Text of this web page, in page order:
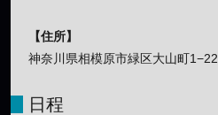
【住所】
神奈川県相模原市緑区大山町1−22
日程